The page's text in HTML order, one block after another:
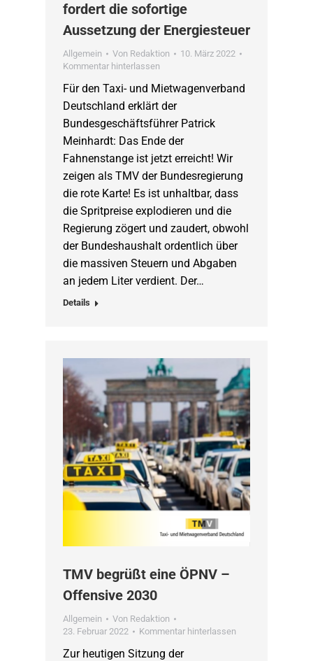
fordert die sofortige
Aussetzung der Energiesteuer
Allgemein Von Redaktion
10. März 2022
Kommentar hinterlassen
Für den Taxi- und Mietwagenverband
Deutschland erklärt der
Bundesgeschäftsführer Patrick
Meinhardt: Das Ende der
Fahnenstange ist jetzt erreicht! Wir
zeigen als TMV der Bundesregierung
die rote Karte! Es ist unhaltbar, dass
die Spritpreise explodieren und die
Regierung zögert und zaudert, obwohl
der Bundeshaushalt ordentlich über
die massiven Steuern und Abgaben
an jedem Liter verdient. Der…
Details
TMV begrüßt eine ÖPNV –
Offensive 2030
Allgemein Von Redaktion
23. Februar 2022
Kommentar hinterlassen
Zur heutigen Sitzung der